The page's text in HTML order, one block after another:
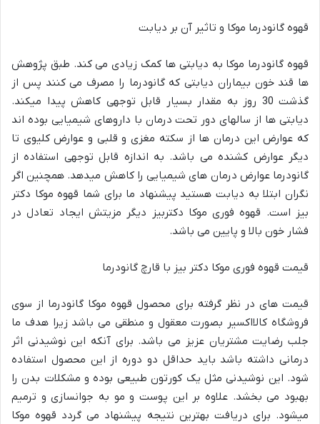
قهوه گانودرما موکا و تاثیر آن بر دیابت
قهوه گانودرما موکا به دیابتی ها کمک زیادی می کند. طبق پژوهش
ها قند خون بیماران دیابتی که گانودرما را مصرف می کنند پس از
گذشت 30 روز به مقدار بسیار قابل توجهی کاهش پیدا میکند.
دیابتی ها از سالهای دور تحت درمان با داروهای شیمیایی بوده اند
که عوارض این درمان ها از سکته مغزی و قلبی و عوارض کلیوی تا
دیگر عوارض کشنده می باشد. به اندازه قابل توجهی استفاده از
گانودرما عوارض درمان های شیمیایی را کاهش میدهد. همچنین اگر
نگران ابتلا به دیابت هستید پیشنهاد ما برای شما قهوه موکا دکتر
بیز است. قهوه فوری موکا دکتربیز دیگر مزیتش ایجاد تعادل در
فشار خون بالا و پایین می باشد.
قیمت قهوه فوری موکا دکتر بیز با قارچ گانودرما
قیمت های در نظر گرفته برای محصول قهوه موکا گانودرما از سوی
فروشگاه کالااکسیر بصورت معقول و منطقی می باشد زیرا هدف ما
جلب رضایت مشتریان عزیز می باشد. برای آنکه این نوشیدنی اثر
درمانی داشته باشد باید حداقل دو دوره از این محصول استفاده
شود. این نوشیدنی مثل یک کورتون طبیعی بوده و مشکلات بدن را
بهبود می بخشد. علاوه بر این پوست و مو به جوانسازی و ترمیم
میشود. برای دریافت بهترین نتیجه پیشنهاد می گردد قهوه موکا